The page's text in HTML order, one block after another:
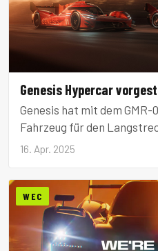
Genesis Hypercar
Genesis hat mit dem
Fahrzeug für den
vorgestellt.
16. Apr. 2025
WEC